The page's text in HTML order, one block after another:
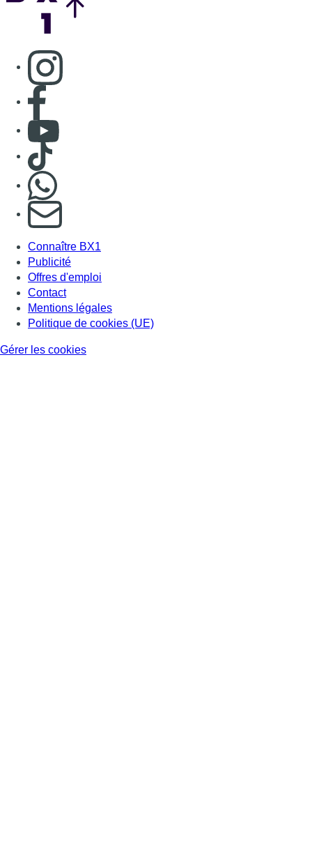
Consulter page Instagram
Consulter page Facebook
Consulter Youtube
Consulter TikTok
S'abonner à notre newsletter
Connaître BX1
Publicité
Offres d'emploi
Contact
Mentions légales
Politique de cookies (UE)
Gérer les cookies